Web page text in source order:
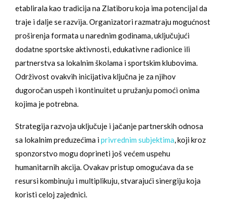
etablirala kao tradicija na Zlatiboru koja ima potencijal da
traje i dalje se razvija. Organizatori razmatraju mogućnost
proširenja formata u narednim godinama, uključujući
dodatne sportske aktivnosti, edukativne radionice ili
partnerstva sa lokalnim školama i sportskim klubovima.
Održivost ovakvih inicijativa ključna je za njihov
dugoročan uspeh i kontinuitet u pružanju pomoći onima
kojima je potrebna.
Strategija razvoja uključuje i jačanje partnerskih odnosa
sa lokalnim preduzećima iprivrednim subjektima, koji kroz
sponzorstvo mogu doprineti još većem uspehu
humanitarnih akcija. Ovakav pristup omogućava da se
resursi kombinuju i multiplikuju, stvarajući sinergiju koja
koristi celoj zajednici.